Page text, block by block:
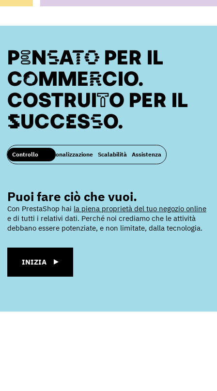
PENSATO PER IL
COMMERCIO.
COSTRUITO PER IL
SUCCESSO.
Controllo Personalizzazione Scalabilità Assistenza
Puoi fare ciò che vuoi.
Con PrestaShop hai la piena proprietà del tuo negozio online
e di tutti i relativi dati. Perché noi crediamo che le attività
debbano essere potenziate, e non limitate, dalla tecnologia.
INIZIA
INIZIA
INIZIA